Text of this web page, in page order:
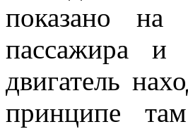
показано
пассажира
двигатель
принципе